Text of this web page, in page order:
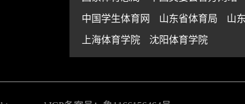
中国学生体育网 山东省体育局 山
上海体育学院 沈阳体育学院